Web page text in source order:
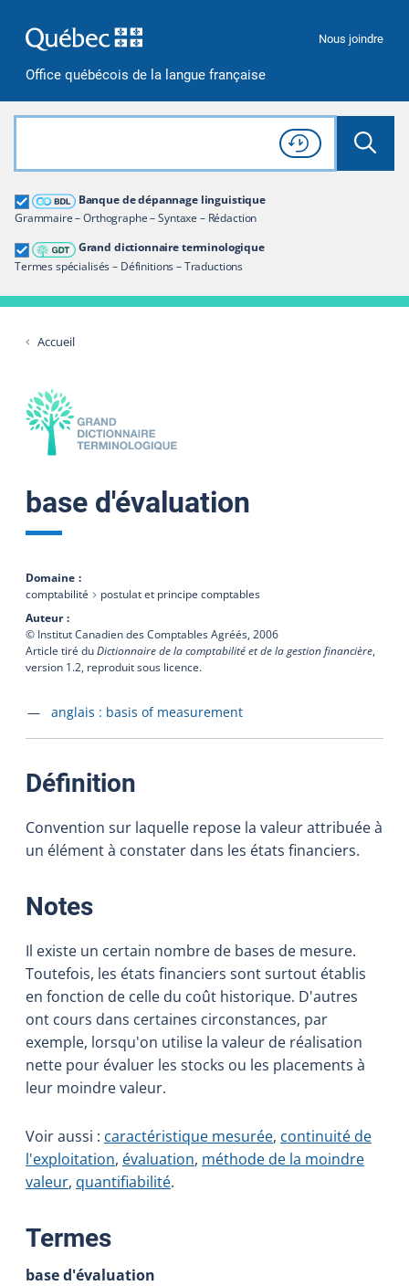
Office québécois de la langue française
Nous joindre
Rechercher dans tout le site
Lancer
Consulter l'
Historique
de recherche
Banque de dépannage linguistique
Grammaire – Orthographe – Syntaxe – Rédaction
Grand dictionnaire terminologique
Termes spécialisés – Définitions – Traductions
Grand dictionnaire terminologique
Restreindre aux termes
Accueil
base d'évaluation
Domaine
comptabilité
postulat et principe comptables
Auteur
© Institut Canadien des Comptables Agréés, 2006
Article tiré duDictionnaire de la comptabilité et de la gestion financière,
version 1.2, reproduit sous licence.
Accéder à la fiche en
anglais : basis of measurement
Définition
Convention sur laquelle repose la valeur attribuée à
un élément à constater dans les états financiers.
Notes:
Il existe un certain nombre de bases de mesure.
Toutefois, les états financiers sont surtout établis
en fonction de celle du coût historique. D'autres
ont cours dans certaines circonstances, par
exemple, lorsqu'on utilise la valeur de réalisation
nette pour évaluer les stocks ou les placements à
leur moindre valeur.
Voir aussi : caractéristique mesurée, continuité de
l'exploitation, évaluation, méthode de la moindre
valeur, quantifiabilité.
Termes:
base d'évaluation